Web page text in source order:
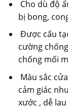
Cho dù độ
bị bong,
Được cấu
cường
chống mối
Màu sắc
cảm giác
xước , dễ